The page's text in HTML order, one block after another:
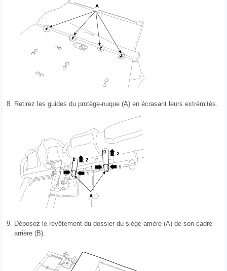
8. Retirez les guides du protège-nuque (A) en écrasant leurs extrémités.
9. Déposez le revêtement du dossier du siège arrière (A) de son cadre
arrière (B).